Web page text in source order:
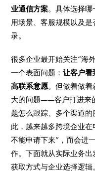
业通信方案。具体选择
用场景、客服规模以及
录。
很多企业最开始关注“海
一个表面问题：让客户看
高联系意愿。但做着做
大的问题——客户打进来
题怎么跟踪、多个渠道
此，越来越多跨境企业
不能申请下来”，而会进
作。下面就从实际业务
获取方式与企业选择逻辑